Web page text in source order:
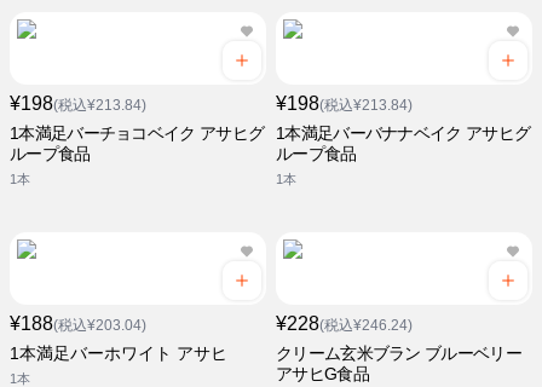
¥198(税込¥213.84)
1本満足バーチョコベイク アサヒグ
ループ食品
1本
¥198(税込¥213.84)
1本満足バーバナナベイク アサヒグ
ループ食品
1本
¥188(税込¥203.04)
1本満足バーホワイト アサヒ
1本
¥228(税込¥246.24)
クリーム玄米ブラン ブルーベリー
アサヒG食品